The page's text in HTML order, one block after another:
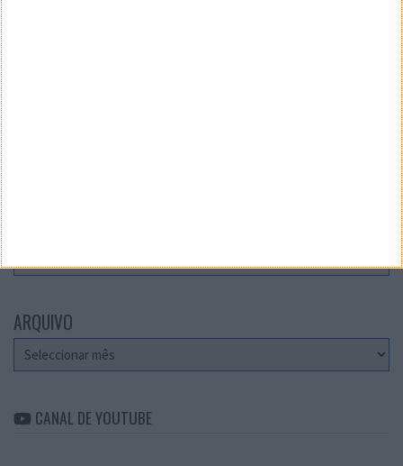
ARQUIVO
Arquivo
CANAL DE YOUTUBE